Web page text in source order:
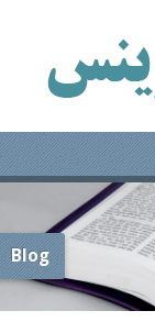
Blog